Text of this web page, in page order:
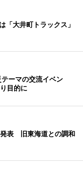
「大井町トラックス」
ーマの交流イベン
目的に
表 旧東海道との調和